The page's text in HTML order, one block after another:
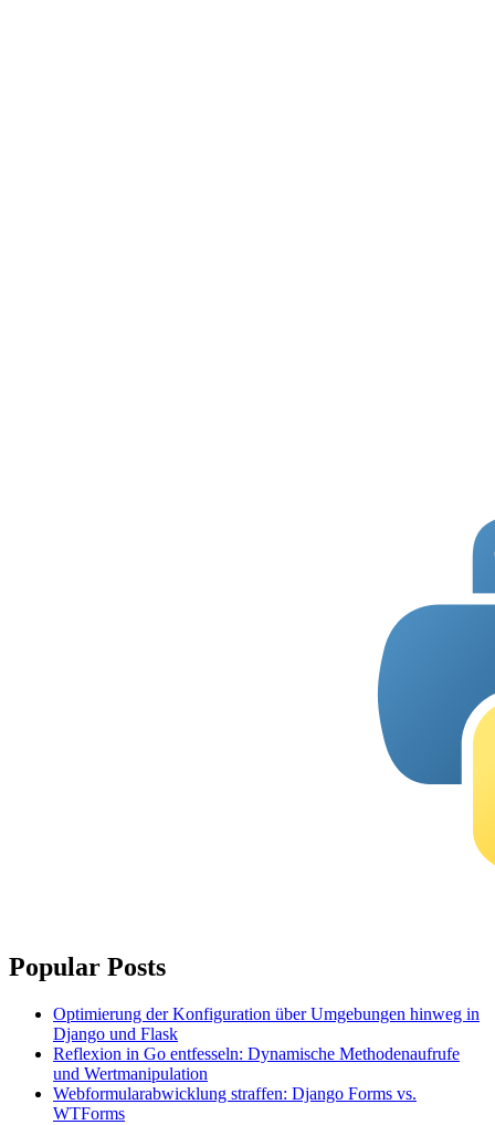
Popular Posts
Optimierung der Konfiguration über Umgebungen hinweg in
Django und Flask
Reflexion in Go entfesseln: Dynamische Methodenaufrufe
und Wertmanipulation
Webformularabwicklung straffen: Django Forms vs.
WTForms